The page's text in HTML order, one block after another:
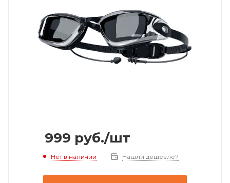
999 руб./шт
Нет в наличии Нашли дешевле?